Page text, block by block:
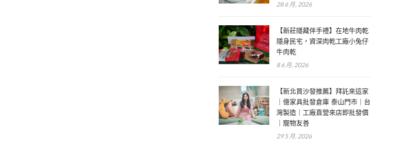
28 6 月, 2026
【新莊隱藏伴手禮】在地牛肉乾
隱身民宅，資深肉乾工廠小兔仔
牛肉乾
8 6 月, 2026
【新北買沙發推薦】拜託來這家
｜億家具批發倉庫 泰山門市｜台
灣製造｜工廠直營來店即批發價
｜寵物友善
29 5 月, 2026